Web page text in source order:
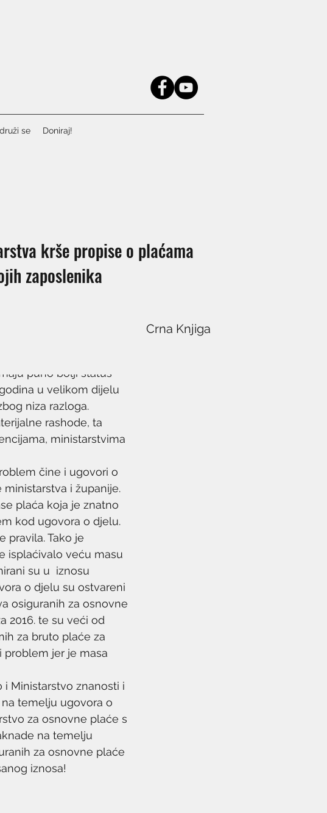
se Doniraj!
puno bolji status
u velikom dijelu
niza razloga.
rashode, ta
ministarstvima
čine i ugovori o
i županije.
plaća koja je znatno
kod ugovora o djelu.
pravila. Tako je
isplaćivalo veću masu
su u  iznosu
o djelu su ostvareni
osiguranih za osnovne
2016. te su veći od
za bruto plaće za
problem jer je masa
Ministarstvo znanosti i
temelju ugovora o
za osnovne plaće s
na temelju
za osnovne plaće
iznosa!
krše propise o plaćama
zaposlenika
Crna Knjiga